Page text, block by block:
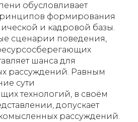
обусловливает
формирования
и кадровой базы.
сценарии поведения,
шанса для
рассуждений. Равным
сути
технологий, в своём
допускает
рассуждений.